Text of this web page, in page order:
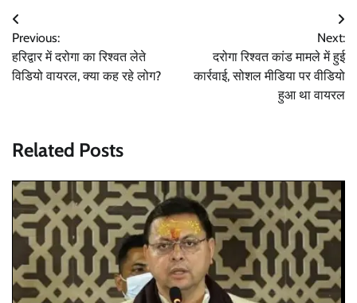
Post
navigation
Previous:
हरिद्वार में दरोगा का रिश्वत लेते
विडियो वायरल, क्या कह रहे लोग?
Next:
दरोगा रिश्वत कांड मामले में हुई
कार्रवाई, सोशल मीडिया पर वीडियो
हुआ था वायरल
Related Posts